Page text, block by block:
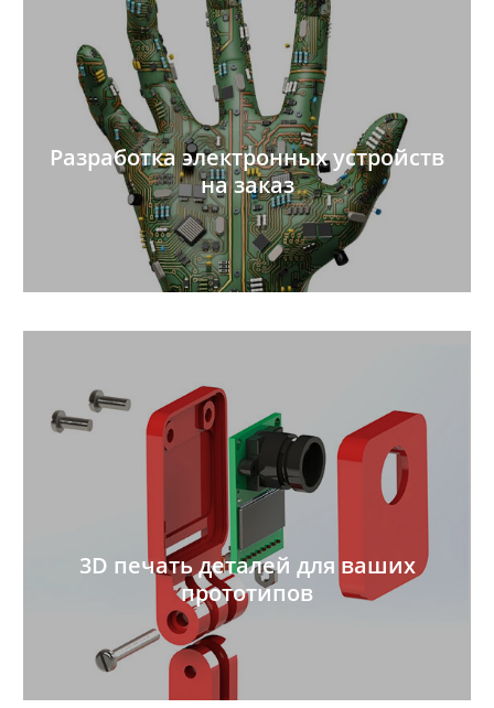
Разработка электронных устройств
на заказ
3D печать деталей для ваших
прототипов